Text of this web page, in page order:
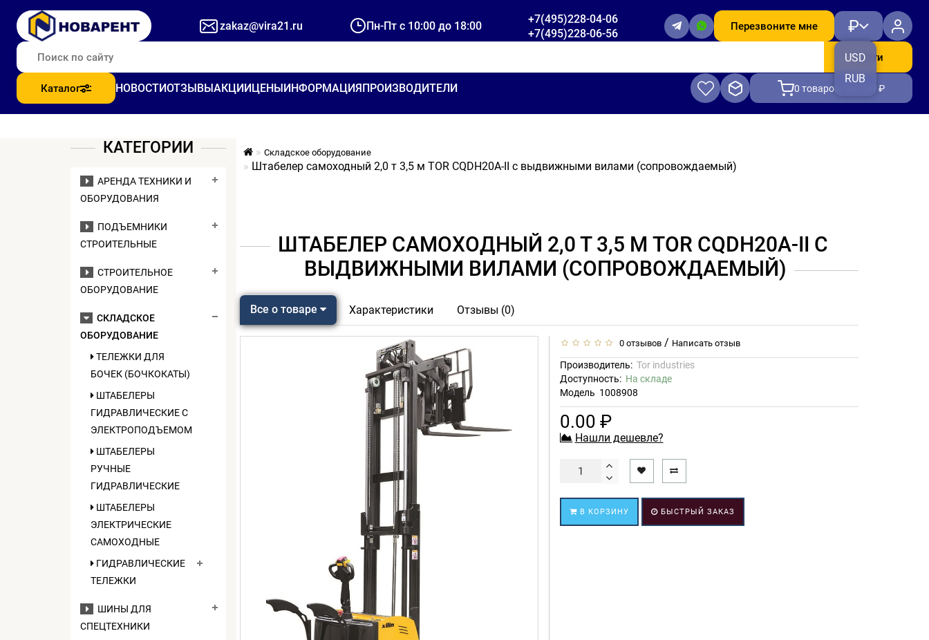
zakaz@vira21.ru Пн-Пт с 10:00 до 18:00
+7(495)228-04-06
+7(495)228-06-56
Перезвоните мне ₽
USD
RUB
Найти
Каталог НОВОСТИОТЗЫВЫАКЦИИЦЕНЫИНФОРМАЦИЯПРОИЗВОДИТЕЛИ 0 товаров, на 0.00 ₽
КАТЕГОРИИ
АРЕНДА ТЕХНИКИ И
ОБОРУДОВАНИЯ
ПОДЪЕМНИКИ
СТРОИТЕЛЬНЫЕ
СТРОИТЕЛЬНОЕ
ОБОРУДОВАНИЕ
СКЛАДСКОЕ
ОБОРУДОВАНИЕ
ТЕЛЕЖКИ ДЛЯ
БОЧЕК (БОЧКОКАТЫ)
ШТАБЕЛЕРЫ
ГИДРАВЛИЧЕСКИЕ C
ЭЛЕКТРОПОДЪЕМОМ
ШТАБЕЛЕРЫ
РУЧНЫЕ
ГИДРАВЛИЧЕСКИЕ
ШТАБЕЛЕРЫ
ЭЛЕКТРИЧЕСКИЕ
САМОХОДНЫЕ
ГИДРАВЛИЧЕСКИЕ
ТЕЛЕЖКИ
ШИНЫ ДЛЯ
СПЕЦТЕХНИКИ
Складское оборудование
Штабелер самоходный 2,0 т 3,5 м TOR CQDH20A-II с выдвижными вилами (сопровождаемый)
ШТАБЕЛЕР САМОХОДНЫЙ 2,0 Т 3,5 М TOR CQDH20A-II С
ВЫДВИЖНЫМИ ВИЛАМИ (СОПРОВОЖДАЕМЫЙ)
Все о товаре Характеристики Отзывы (0)
0 отзывов / Написать отзыв
Производитель: Tor industries
Доступность: На складе
Модель 1008908
0.00 ₽
Нашли дешевле?
В КОРЗИНУ БЫСТРЫЙ ЗАКАЗ